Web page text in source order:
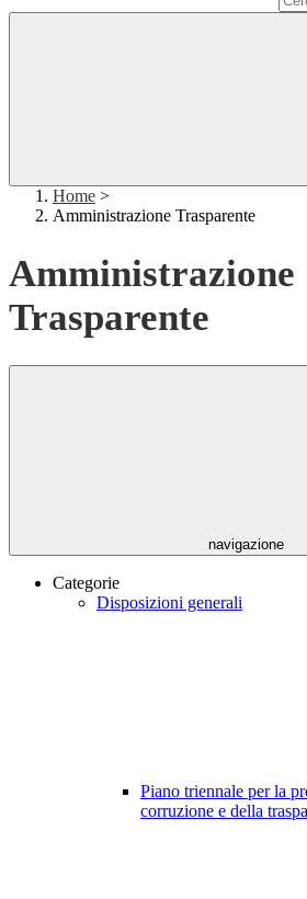
Home >
Amministrazione Trasparente
Amministrazione
Trasparente
navigazione
Categorie
Disposizioni generali
Piano triennale per la
corruzione e della